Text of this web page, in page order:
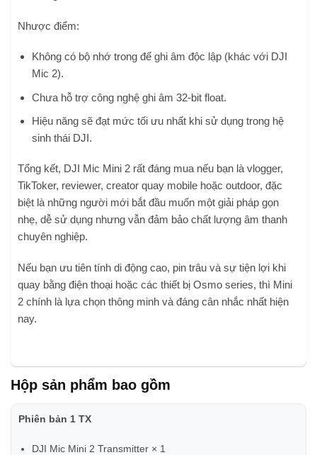
Nhược điểm:
Không có bộ nhớ trong để ghi âm độc lập (khác với DJI
Mic 2).
Chưa hỗ trợ công nghệ ghi âm 32-bit float.
Hiệu năng sẽ đạt mức tối ưu nhất khi sử dụng trong hệ
sinh thái DJI.
Tổng kết, DJI Mic Mini 2 rất đáng mua nếu bạn là vlogger,
TikToker, reviewer, creator quay mobile hoặc outdoor, đặc
biệt là những người mới bắt đầu muốn một giải pháp gọn
nhẹ, dễ sử dụng nhưng vẫn đảm bảo chất lượng âm thanh
chuyên nghiệp.
Nếu bạn ưu tiên tính di động cao, pin trâu và sự tiện lợi khi
quay bằng điện thoại hoặc các thiết bị Osmo series, thì Mini
2 chính là lựa chọn thông minh và đáng cân nhắc nhất hiện
nay.
Hộp sản phẩm bao gồm
Phiên bản 1 TX
DJI Mic Mini 2 Transmitter × 1